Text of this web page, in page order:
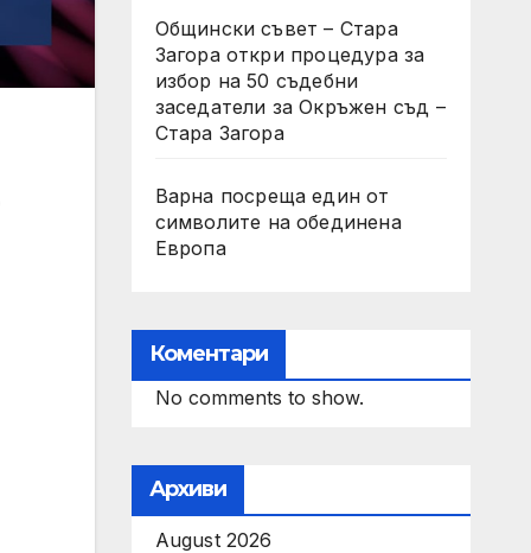
Общински съвет – Стара
Загора откри процедура за
избор на 50 съдебни
заседатели за Окръжен съд –
Стара Загора
Варна посреща един от
символите на обединена
Европа
Коментари
No comments to show.
Архиви
August 2026